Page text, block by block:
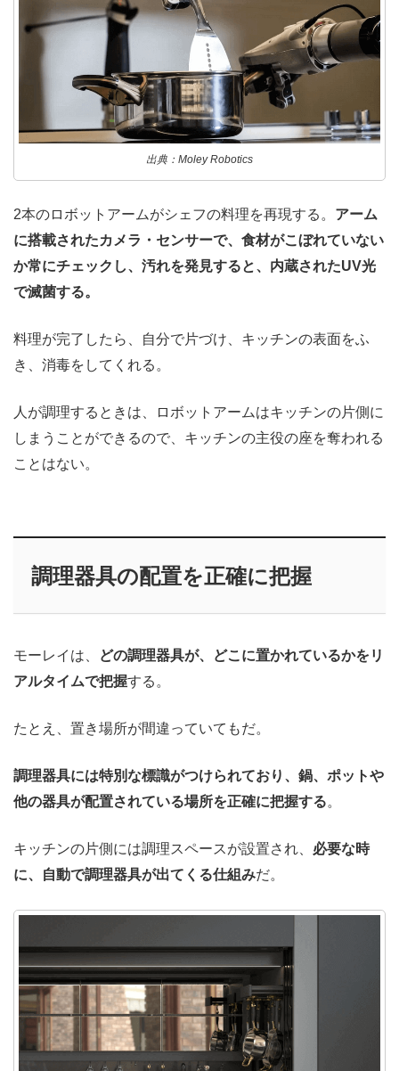
出典：Moley Robotics
2本のロボットアームがシェフの料理を再現する。 アーム
に搭載されたカメラ・センサーで、食材がこぼれていない
か常にチェックし、汚れを発見すると、内蔵されたUV光
で滅菌する。
料理が完了したら、自分で片づけ、キッチンの表面をふ
き、消毒をしてくれる。
人が調理するときは、ロボットアームはキッチンの片側に
しまうことができるので、キッチンの主役の座を奪われる
ことはない。
調理器具の配置を正確に把握
モーレイは、
どの調理器具が、どこに置かれているかをリ
アルタイムで把握する。
たとえ、置き場所が間違っていてもだ。
調理器具には特別な標識がつけられており、鍋、ポットや
他の器具が配置されている場所を正確に把握する。
キッチンの片側には調理スペースが設置され、 必要な時
に、自動で調理器具が出てくる仕組みだ。